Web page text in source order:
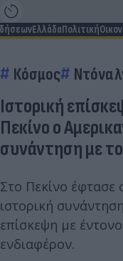
ΕλλάδαΠολιτική
Κόσμος
Ιστορική
Πεκίνο ο
συνάντηση με
Στο Πεκίνο
ιστορική
επίσκεψη με
ενδιαφέρον.